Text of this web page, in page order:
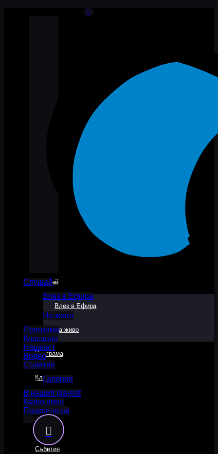
Слушай
Влез в Ефира
На живо
Програма
Класация
Нашкаст
Видео
Събития
Галерия
В нашия playlist
Какво ново
Подкрепи ни
Слушай
Влез в Ефира
На живо
Програма
Класация
Нашкаст
Видео
Събития